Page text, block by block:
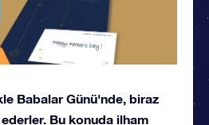
Babalar Günü'nde, biraz
Bu konuda ilham